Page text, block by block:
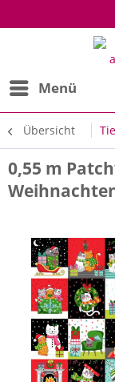
Menü
Übersicht
0,55 m